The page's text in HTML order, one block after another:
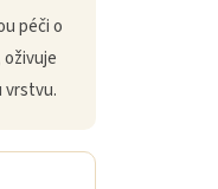
péči o
vrstvu.